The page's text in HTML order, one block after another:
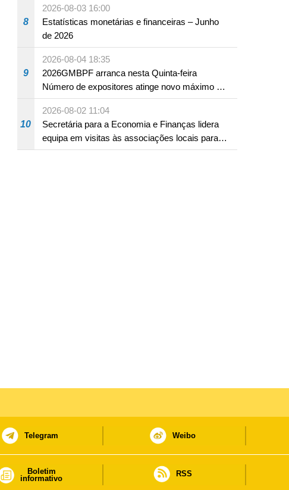
8
2026-08-03 16:00
Estatísticas monetárias e financeiras – Junho
de 2026
9
2026-08-04 18:35
2026GMBPF arranca nesta Quinta-feira
Número de expositores atinge novo máximo em
18 anos
10
2026-08-02 11:04
Secretária para a Economia e Finanças lidera
equipa em visitas às associações locais para
consolidar consensos e promover os trabalhos
Telegram Weibo
Boletim
informativo
RSS